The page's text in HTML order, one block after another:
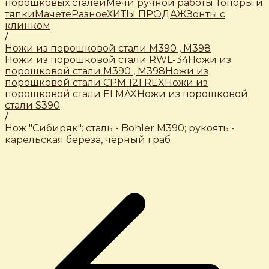
порошковых сталей Мечи ручной работы
Топоры и
тяпкиМачетеРазноеХИТЫ ПРОДАЖЗонты с
клинком
/
Ножи из порошковой стали М390 , М398
Ножи из порошковой стали RWL-34Ножи из
порошковой стали М390 , М398Ножи из
порошковой стали CPM 121 REXНожи из
порошковой стали ELMAXНожи из порошковой
стали S390
/
Нож "Сибиряк": сталь - Bohler М390; рукоять -
карельская береза, черный граб